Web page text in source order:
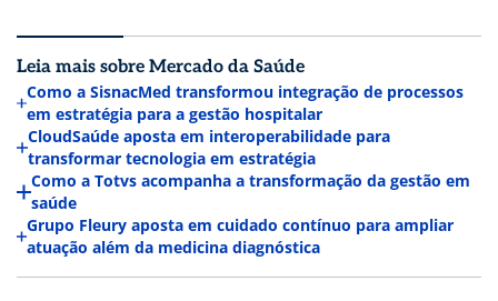
Leia mais sobre Mercado da Saúde
Como a SisnacMed transformou integração de processos
em estratégia para a gestão hospitalar
CloudSaúde aposta em interoperabilidade para
transformar tecnologia em estratégia
Como a Totvs acompanha a transformação da gestão em
saúde
Grupo Fleury aposta em cuidado contínuo para ampliar
atuação além da medicina diagnóstica